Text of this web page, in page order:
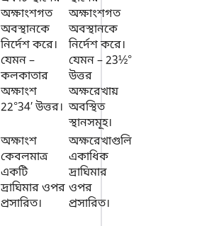
অক্ষাংশগত
অবস্থানকে
নির্দেশ করে।
যেমন –
কলকাতার
অক্ষাংশ
22°34′ উত্তর।
অক্ষাংশগত
অবস্থানকে
নির্দেশ করে।
যেমন – 23½°
উত্তর
অক্ষরেখায়
অবস্থিত
স্থানসমূহ।
অক্ষাংশ
কেবলমাত্র
একটি
দ্রাঘিমার ওপর
প্রসারিত।
অক্ষরেখাগুলি
একাধিক
দ্রাঘিমার
ওপর
প্রসারিত।